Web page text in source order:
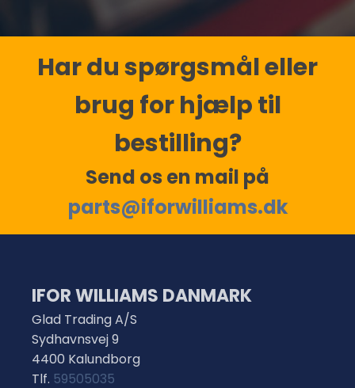
Har du spørgsmål eller
brug for hjælp til
bestilling?
Send os en mail på
parts@iforwilliams.dk
IFOR WILLIAMS DANMARK
Glad Trading A/S
Sydhavnsvej 9
4400 Kalundborg
Tlf. 59505035